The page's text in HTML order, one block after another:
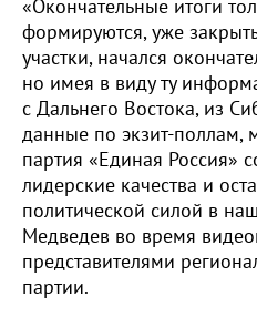
«Окончательные итоги
формируются, уже
участки, начался
но имея в виду ту
с Дальнего Востока, из
данные по экзит-поллам,
партия «Единая Россия»
лидерские качества и
политической силой в
Медведев во время
представителями
партии.